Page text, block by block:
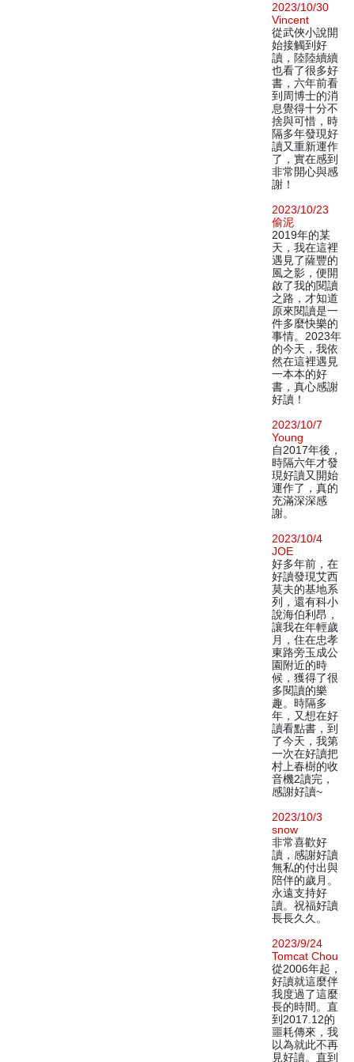
2023/10/30
Vincent
從武俠小說開
始接觸到好
讀，陸陸續續
也看了很多好
書，六年前看
到周博士的消
息覺得十分不
捨與可惜，時
隔多年發現好
讀又重新運作
了，實在感到
非常開心與感
謝！
2023/10/23
偷泥
2019年的某
天，我在這裡
遇見了薩豐的
風之影，便開
啟了我的閱讀
之路，才知道
原來閱讀是一
件多麼快樂的
事情。2023年
的今天，我依
然在這裡遇見
一本本的好
書，真心感謝
好讀！
2023/10/7
Young
自2017年後，
時隔六年才發
現好讀又開始
運作了，真的
充滿深深感
謝。
2023/10/4
JOE
好多年前，在
好讀發現艾西
莫夫的基地系
列，還有科小
說海伯利昂，
讓我在年輕歲
月，住在忠孝
東路旁玉成公
園附近的時
候，獲得了很
多閱讀的樂
趣。時隔多
年，又想在好
讀看點書，到
了今天，我第
一次在好讀把
村上春樹的收
音機2讀完，
感謝好讀~
2023/10/3
snow
非常喜歡好
讀，感謝好讀
無私的付出與
陪伴的歲月。
永遠支持好
讀。祝福好讀
長長久久。
2023/9/24
Tomcat Chou
從2006年起，
好讀就這麼伴
我度過了這麼
長的時間。直
到2017.12的
噩耗傳來，我
以為就此不再
見好讀。直到